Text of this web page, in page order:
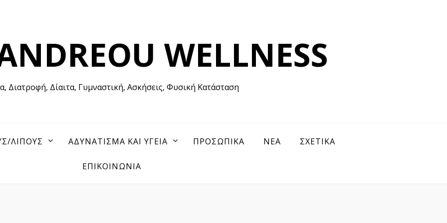
WELLNESS
Διατροφή, Δίαιτα, Γυμναστική, Ασκήσεις, Φυσική Κατάσταση
ΛΙΠΟΥΣ ΑΔΥΝΑΤΙΣΜΑ ΚΑΙ ΥΓΕΙΑ ΠΡΟΣΩΠΙΚΑ ΝΕΑ ΣΧΕΤΙΚΑ
ΕΠΙΚΟΙΝΩΝΙΑ